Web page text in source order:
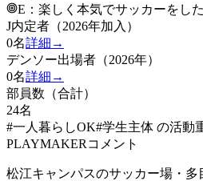
E：楽しく本気でサッカーをし
J内定者（2026年加入）
0名詳細→
デンソー出場者（2026年）
0名詳細→
部員数（合計）
24名
#一人暮らしOK#学生主体 の活動
PLAYMAKERコメント
松江キャンパスのサッカー場・